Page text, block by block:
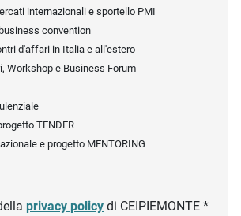
internazionali e sportello PMI
convention
d'affari in Italia e all'estero
Workshop e Business Forum
TENDER
e progetto MENTORING
privacy policy di CEIPIEMONTE *